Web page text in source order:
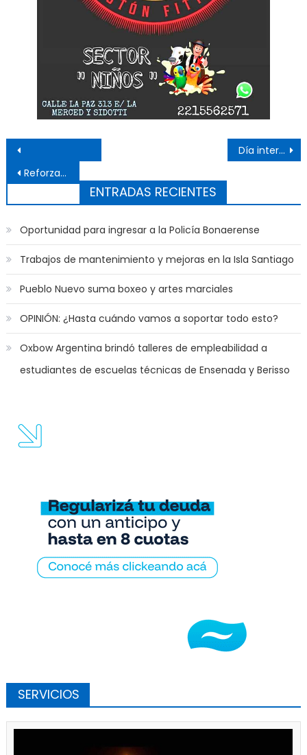
Navegación de entradas
Reforzarán la seguridad en inmediaciones de las facultades
Día internacional de la eliminación de la violencia contra las mujeres
ENTRADAS RECIENTES
Oportunidad para ingresar a la Policía Bonaerense
Trabajos de mantenimiento y mejoras en la Isla Santiago
Pueblo Nuevo suma boxeo y artes marciales
OPINIÓN: ¿Hasta cuándo vamos a soportar todo esto?
Oxbow Argentina brindó talleres de empleabilidad a
estudiantes de escuelas técnicas de Ensenada y Berisso
SERVICIOS